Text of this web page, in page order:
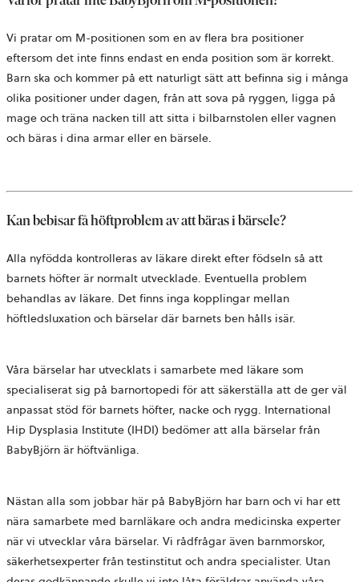
Vi pratar om M-positionen som en av flera bra positioner
eftersom det inte finns endast en enda position som är korrekt.
Barn ska och kommer på ett naturligt sätt att befinna sig i många
olika positioner under dagen, från att sova på ryggen, ligga på
mage och träna nacken till att sitta i bilbarnstolen eller vagnen
och bäras i dina armar eller en bärsele.
Kan bebisar få höftproblem av att bäras i bärsele?
Alla nyfödda kontrolleras av läkare direkt efter födseln så att
barnets höfter är normalt utvecklade. Eventuella problem
behandlas av läkare. Det finns inga kopplingar mellan
höftledsluxation och bärselar där barnets ben hålls isär.
Våra bärselar har utvecklats i samarbete med läkare som
specialiserat sig på barnortopedi för att säkerställa att de ger väl
anpassat stöd för barnets höfter, nacke och rygg. International
Hip Dysplasia Institute (IHDI) bedömer att alla bärselar från
BabyBjörn är höftvänliga.
Nästan alla som jobbar här på BabyBjörn har barn och vi har ett
nära samarbete med barnläkare och andra medicinska experter
när vi utvecklar våra bärselar. Vi rådfrågar även barnmorskor,
säkerhetsexperter från testinstitut och andra specialister. Utan